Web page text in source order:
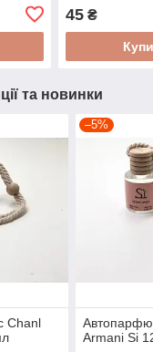
45₴
та новинки
Chanl
–5%
Armani Si